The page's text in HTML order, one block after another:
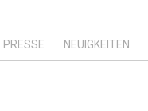
PRESSE NEUIGKEITEN